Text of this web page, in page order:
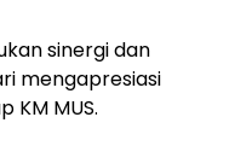
sinergi dan
mengapresiasi
KM MUS.